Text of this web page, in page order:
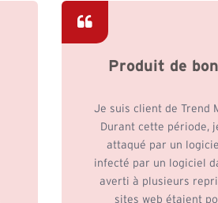
Produit de
Je suis client de Trend
Durant cette période,
attaqué par un
infecté par un logiciel
averti à plusieurs
sites web étaient